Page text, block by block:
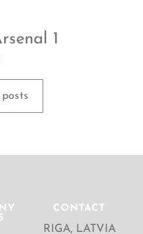
1
CONTACT
RIGA, LATVIA